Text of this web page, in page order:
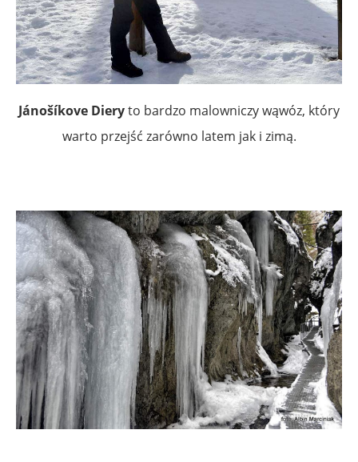
Jánošíkove Dieryto bardzo malowniczy wąwóz, który
warto przejść zarówno latem jak i zimą.